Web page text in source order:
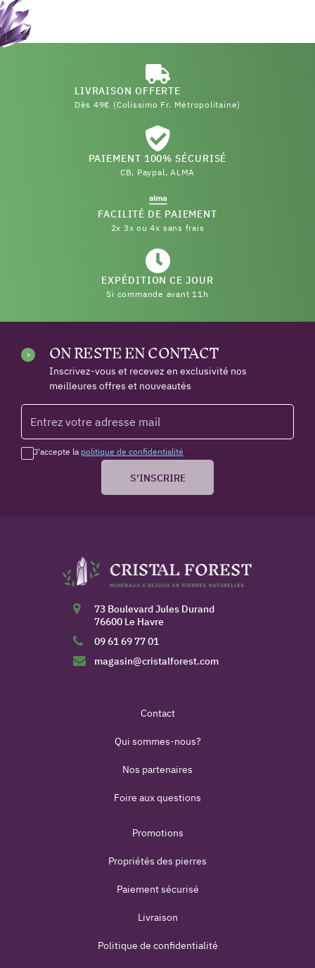
LIVRAISON OFFERTE
Dès 49€ (Colissimo Fr. Métropolitaine)
PAIEMENT 100% SÉCURISÉ
CB, Paypal, ALMA
FACILITÉ DE PAIEMENT
2x 3x ou 4x sans frais
EXPÉDITION CE JOUR
Si commande avant 11h
ON RESTE EN CONTACT
Inscrivez-vous et recevez en exclusivité nos
meilleures offres et nouveautés
J'accepte la politique de confidentialité *
S'INSCRIRE
73 Boulevard Jules Durand
76600 Le Havre
09 61 69 77 01
magasin@cristalforest.com
Contact
Qui sommes-nous?
Nos partenaires
Foire aux questions
Promotions
Propriétés des pierres
Paiement sécurisé
Livraison
Politique de confidentialité